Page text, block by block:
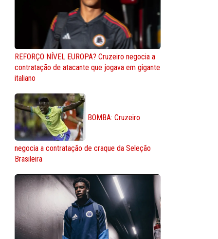
REFORÇO NÍVEL EUROPA? Cruzeiro negocia a
contratação de atacante que jogava em gigante
italiano
BOMBA: Cruzeiro
negocia a contratação de craque da Seleção
Brasileira